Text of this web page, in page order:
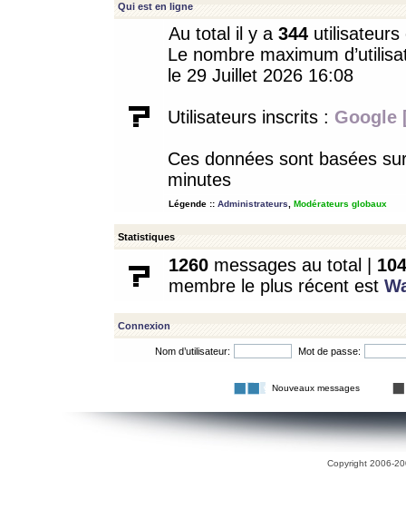
Qui est en ligne
Au total il y a 344
Le nombre maximum
le 29 Juillet 2026 16:08
Utilisateurs inscrits : Google
Ces données sont basées
minutes
Légende :: Administrateurs Modérateurs globaux
Statistiques
1260 messages au total | 104
membre le plus récent est
Connexion
Nom d’utilisateur: Mot de passe:
Nouveaux messages
Copyright 2006-